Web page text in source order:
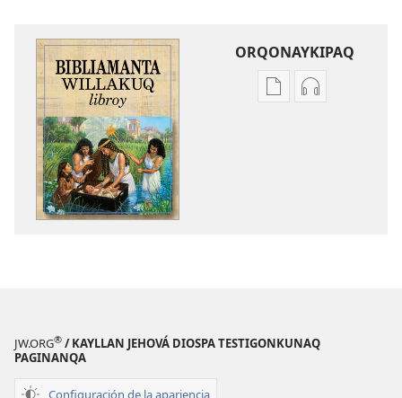
ORQONAYKIPAQ
KaypiKaypin
JW.ORG® / KAYLLAN JEHOVÁ DIOSPA TESTIGONKUNAQ
PAGINANQA
Configuración de la apariencia